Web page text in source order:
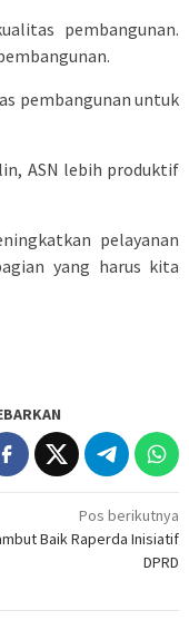
pembangunan.
pembangunan untuk
ASN lebih produktif
pelayanan
yang harus kita
Pos berikutnya
Baik Raperda Inisiatif
DPRD